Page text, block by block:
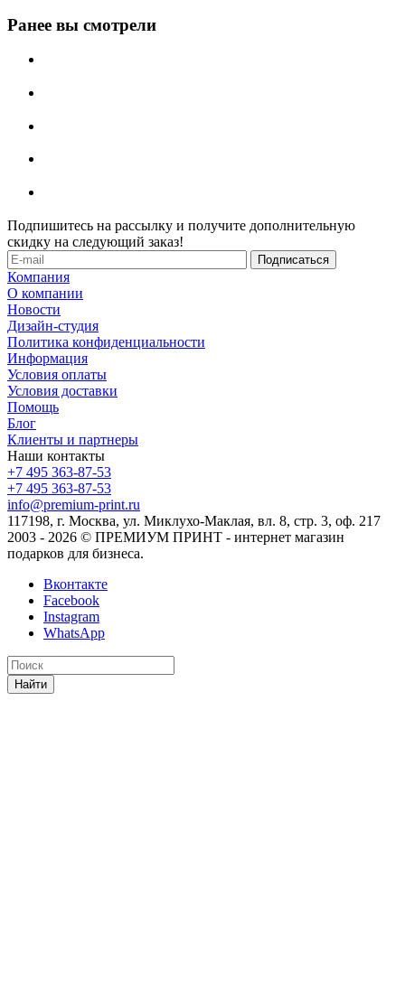
Ранее вы смотрели
Подпишитесь на рассылку и получите дополнительную
скидку на следующий заказ!
Компания
О компании
Новости
Дизайн-студия
Политика конфиденциальности
Информация
Условия оплаты
Условия доставки
Помощь
Блог
Клиенты и партнеры
Наши контакты
+7 495 363-87-53
+7 495 363-87-53
info@premium-print.ru
117198, г. Москва, ул. Миклухо-Маклая, вл. 8, стр. 3, оф. 217
2003 - 2026 © ПРЕМИУМ ПРИНТ - интернет магазин
подарков для бизнеса.
Вконтакте
Facebook
Instagram
WhatsApp
Найти